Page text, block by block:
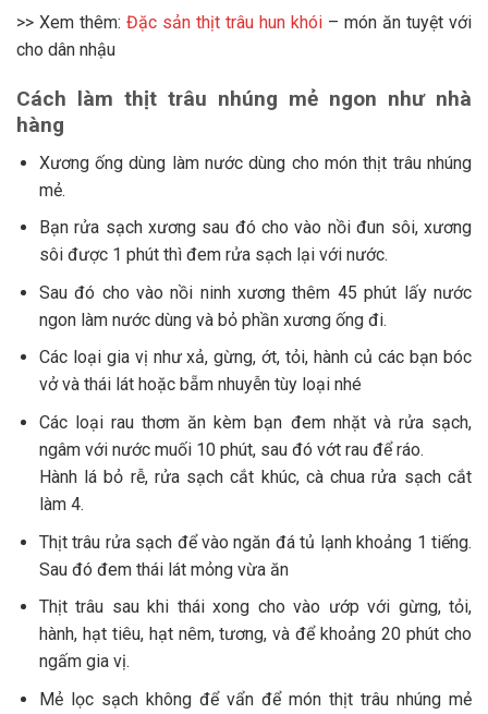
>> Xem thêm: Đặc sản thịt trâu hun khói – món ăn tuyệt với
cho dân nhậu
Cách làm thịt trâu nhúng mẻ ngon như nhà
hàng
Xương ống dùng làm nước dùng cho món thịt trâu nhúng
mẻ.
Bạn rửa sạch xương sau đó cho vào nồi đun sôi, xương
sôi được 1 phút thì đem rửa sạch lại với nước.
Sau đó cho vào nồi ninh xương thêm 45 phút lấy nước
ngon làm nước dùng và bỏ phần xương ống đi.
Các loại gia vị như xả, gừng, ớt, tỏi, hành củ các bạn bóc
vở và thái lát hoặc bẵm nhuyễn tùy loại nhé
Các loại rau thơm ăn kèm bạn đem nhặt và rửa sạch,
ngâm với nước muối 10 phút, sau đó vớt rau để ráo.
Hành lá bỏ rễ, rửa sạch cắt khúc, cà chua rửa sạch cắt
làm 4.
Thịt trâu rửa sạch để vào ngăn đá tủ lạnh khoảng 1 tiếng.
Sau đó đem thái lát mỏng vừa ăn
Thịt trâu sau khi thái xong cho vào ướp với gừng, tỏi,
hành, hạt tiêu, hạt nêm, tương, và để khoảng 20 phút cho
ngấm gia vị.
Mẻ lọc sạch không để vẩn để món thịt trâu nhúng mẻ